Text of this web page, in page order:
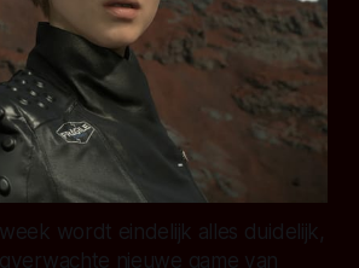
wordt eindelijk alles duidelijk,
nieuwe game van